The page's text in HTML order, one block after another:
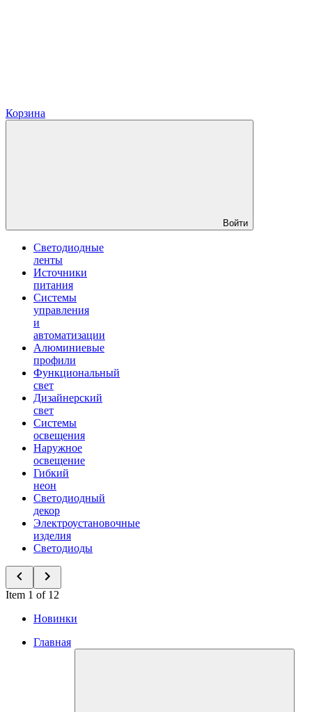
Корзина
Войти
Светодиодные
ленты
Источники
питания
Системы
управления
и
автоматизации
Алюминиевые
профили
Функциональный
свет
Дизайнерский
свет
Системы
освещения
Наружное
освещение
Гибкий
неон
Светодиодный
декор
Электроустановочные
изделия
Светодиоды
Item 1 of 12
Новинки
Главная